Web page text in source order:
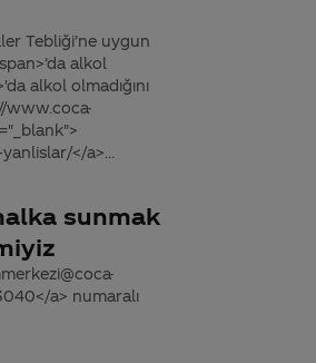
Tebliği’ne uygun
alkol
alkol olmadığını
www.coca-
</a>...
sunmak
a> numaralı